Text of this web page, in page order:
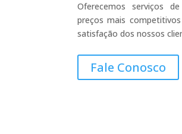
Oferecemos serviços de
preços mais
satisfação dos nossos
Fale Conosco